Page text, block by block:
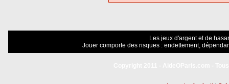
Les jeux d'argent et de
Jouer comporte des risques : endettement,